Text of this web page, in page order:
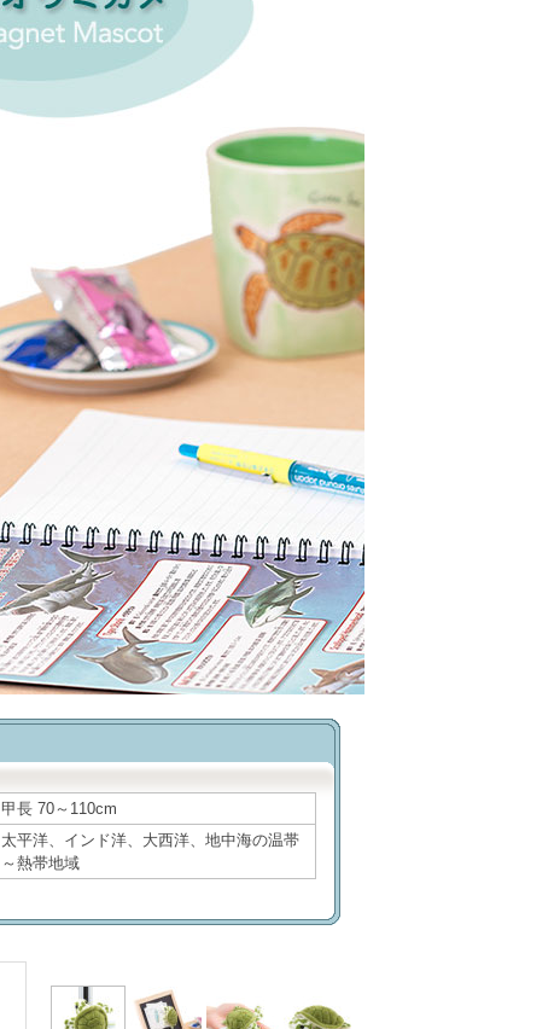
甲長 70～110cm
太平洋、インド洋、大西洋、地中海の温帯
～熱帯地域